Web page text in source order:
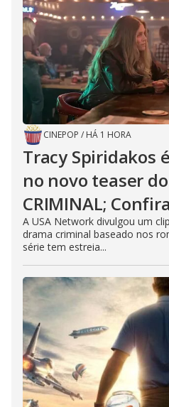
CINEPOP / HÁ 1 HORA
Tracy Spiridakos
no novo teaser
CRIMINAL;
A USA Network divulgou um
drama criminal baseado nos
série tem estreia...